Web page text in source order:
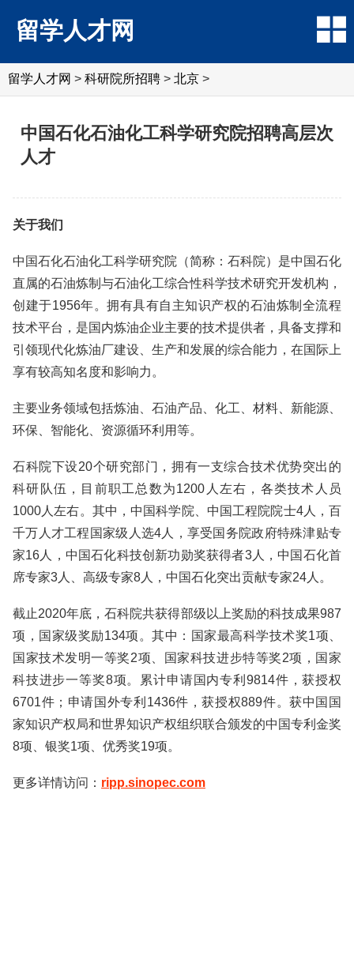
留学人才网
留学人才网 > 科研院所招聘 > 北京 >
中国石化石油化工科学研究院招聘高层次
人才
关于我们
中国石化石油化工科学研究院（简称：石科院）是中国石化
直属的石油炼制与石油化工综合性科学技术研究开发机构，
创建于1956年。拥有具有自主知识产权的石油炼制全流程
技术平台，是国内炼油企业主要的技术提供者，具备支撑和
引领现代化炼油厂建设、生产和发展的综合能力，在国际上
享有较高知名度和影响力。
主要业务领域包括炼油、石油产品、化工、材料、新能源、
环保、智能化、资源循环利用等。
石科院下设20个研究部门，拥有一支综合技术优势突出的
科研队伍，目前职工总数为1200人左右，各类技术人员
1000人左右。其中，中国科学院、中国工程院院士4人，百
千万人才工程国家级人选4人，享受国务院政府特殊津贴专
家16人，中国石化科技创新功勋奖获得者3人，中国石化首
席专家3人、高级专家8人，中国石化突出贡献专家24人。
截止2020年底，石科院共获得部级以上奖励的科技成果987
项，国家级奖励134项。其中：国家最高科学技术奖1项、
国家技术发明一等奖2项、国家科技进步特等奖2项，国家
科技进步一等奖8项。累计申请国内专利9814件，获授权
6701件；申请国外专利1436件，获授权889件。获中国国
家知识产权局和世界知识产权组织联合颁发的中国专利金奖
8项、银奖1项、优秀奖19项。
更多详情访问： ripp.sinopec.com